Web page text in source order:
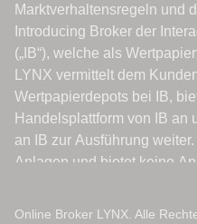
Online Broker LYNX. Alle